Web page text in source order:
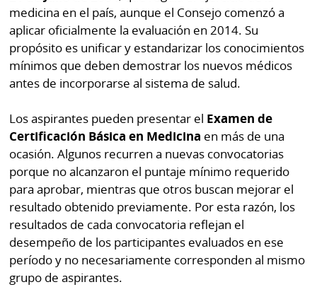
medicina en el país, aunque el Consejo comenzó a
aplicar oficialmente la evaluación en 2014. Su
propósito es unificar y estandarizar los conocimientos
mínimos que deben demostrar los nuevos médicos
antes de incorporarse al sistema de salud.
Los aspirantes pueden presentar el Examen de
Certificación Básica en Medicina en más de una
ocasión. Algunos recurren a nuevas convocatorias
porque no alcanzaron el puntaje mínimo requerido
para aprobar, mientras que otros buscan mejorar el
resultado obtenido previamente. Por esta razón, los
resultados de cada convocatoria reflejan el
desempeño de los participantes evaluados en ese
período y no necesariamente corresponden al mismo
grupo de aspirantes.